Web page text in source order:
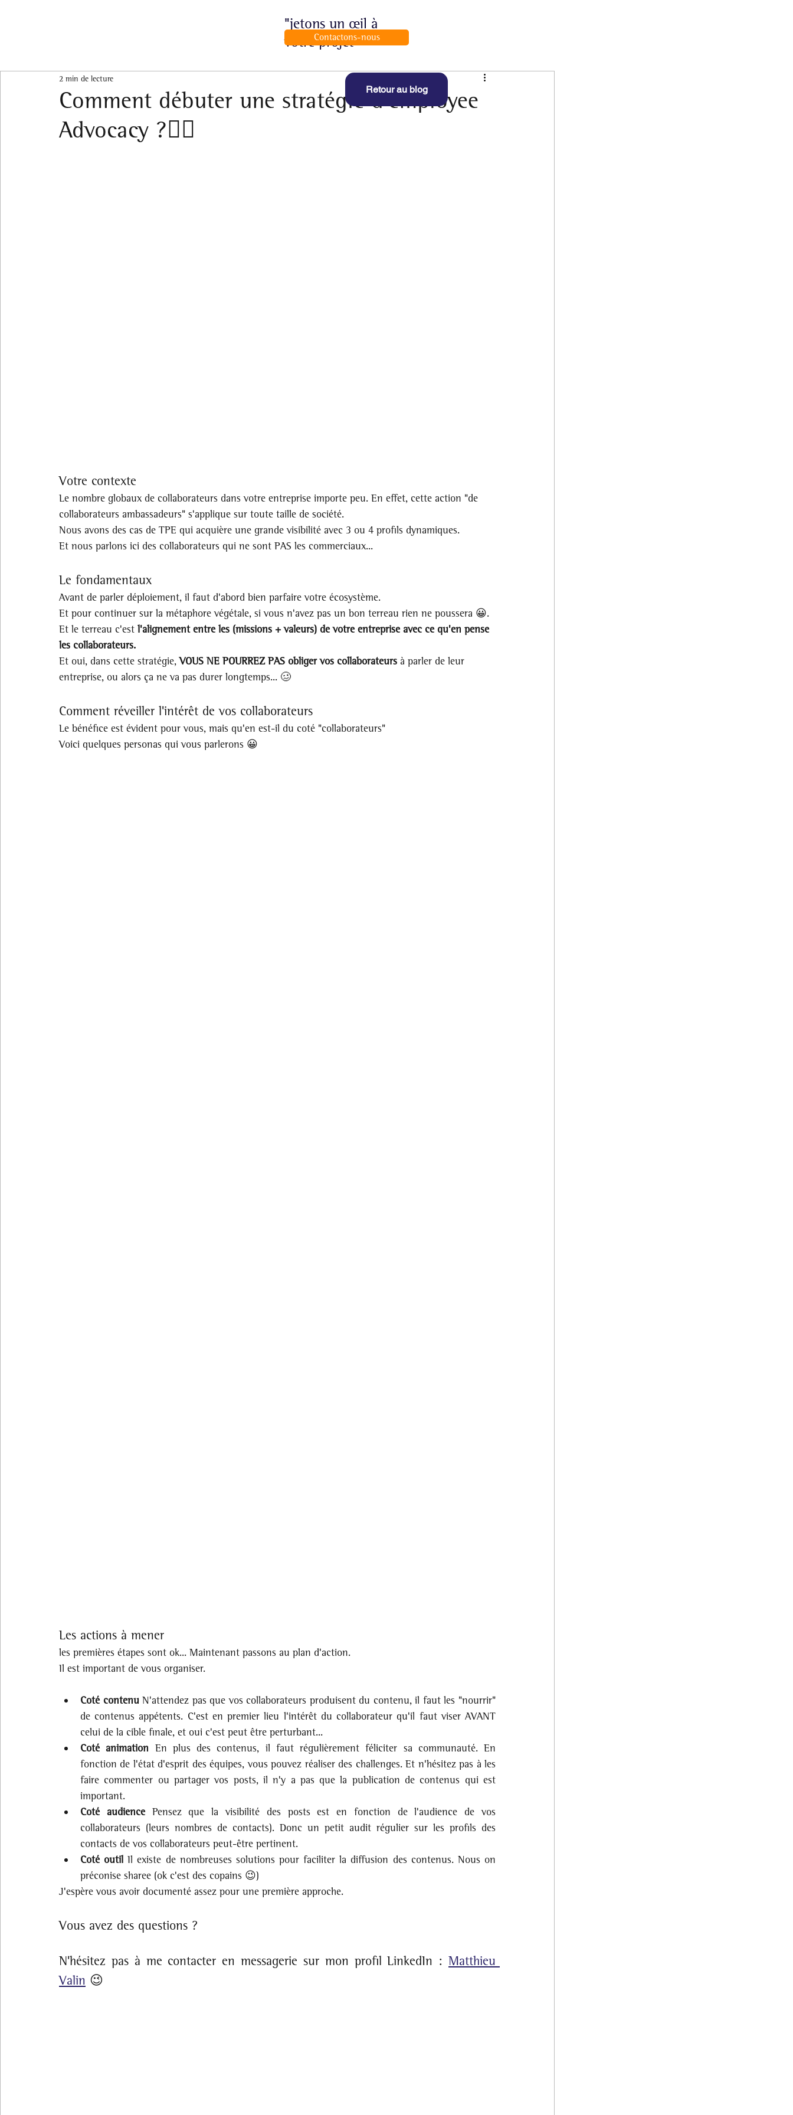
"jetons un œil à
votre projet"
Contactons-nous
Comment débuter une stratégie d'employee
Advocacy ?💁‍♂️
2 min de lecture
Votre contexte
Le nombre globaux de collaborateurs dans votre entreprise importe peu. En effet, cette action "de
collaborateurs ambassadeurs" s'applique sur toute taille de société.
Nous avons des cas de TPE qui acquière une grande visibilité avec 3 ou 4 profils dynamiques.
Et nous parlons ici des collaborateurs qui ne sont PAS les commerciaux...
Le fondamentaux
Avant de parler déploiement, il faut d'abord bien parfaire votre écosystème.
Et pour continuer sur la métaphore végétale, si vous n'avez pas un bon terreau rien ne poussera 😀.
Et le terreau c'est l'alignement entre les (missions + valeurs) de votre entreprise avec ce qu'en pense
les collaborateurs.
Et oui, dans cette stratégie, VOUS NE POURREZ PAS obliger vos collaborateurs à parler de leur
entreprise, ou alors ça ne va pas durer longtemps... 🥴
Comment réveiller l'intérêt de vos collaborateurs
Le bénéfice est évident pour vous, mais qu'en est-il du coté "collaborateurs"
Voici quelques personas qui vous parlerons 😀
Les actions à mener
les premières étapes sont ok... Maintenant passons au plan d'action.
Il est important de vous organiser.
Coté contenu N'attendez pas que vos collaborateurs produisent du contenu, il faut les "nourrir"
de contenus appétents. C'est en premier lieu l'intérêt du collaborateur qu'il faut viser AVANT
celui de la cible finale, et oui c'est peut être perturbant...
Coté animation En plus des contenus, il faut régulièrement féliciter sa communauté. En
fonction de l'état d'esprit des équipes, vous pouvez réaliser des challenges. Et n'hésitez pas à les
faire commenter ou partager vos posts, il n'y a pas que la publication de contenus qui est
important.
Coté audience Pensez que la visibilité des posts est en fonction de l'audience de vos
collaborateurs (leurs nombres de contacts). Donc un petit audit régulier sur les profils des
contacts de vos collaborateurs peut-être pertinent.
Coté outil Il existe de nombreuses solutions pour faciliter la diffusion des contenus. Nous on
préconise sharee (ok c'est des copains 😉)
J'espère vous avoir documenté assez pour une première approche.
Vous avez des questions ?
N'hésitez pas à me contacter en messagerie sur mon profil LinkedIn : Matthieu
Valin 😉
Retour au blog